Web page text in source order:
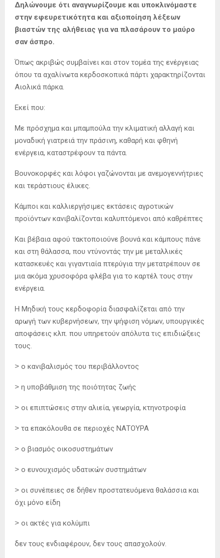
Δηλώνουμε ότι αναγνωρίζουμε και υποκλινόμαστε
στην εφευρετικότητα και αξιοποίηση λέξεων
βιαστών της αλήθειας για να πλασάρουν το μαύρο
σαν άσπρο.
Όπως ακριβώς συμβαίνει και στον τομέα της ενέργειας
όπου τα αχαλίνωτα κερδοσκοπικά πάρτι χαρακτηρίζονται
Αιολικά πάρκα.
Εκεί που:
Με πρόσχημα και μπαμπούλα την κλιματική αλλαγή και
μοναδική γιατρειά την πράσινη, καθαρή και φθηνή
ενέργεια, καταστρέφουν τα πάντα.
Βουνοκορφές και λόφοι γαζώνονται με ανεμογεννήτριες
και τεράστιους έλικες.
Κάμποι και καλλιεργήσιμες εκτάσεις αγροτικών
προϊόντων κανιβαλίζονται καλυπτόμενοι από καθρέπτες
Και βέβαια αφού τακτοποιούνε βουνά και κάμπους πάνε
και στη θάλασσα, που ντύνοντάς την με μεταλλικές
κατασκευές και γιγαντιαία πτερύγια την μετατρέπουν σε
μια ακόμα χρυσοφόρα φλέβα για το καρτέλ τους στην
ενέργεια.
Η Μηδική τους κερδοφορία διασφαλίζεται από την
αρωγή των κυβερνήσεων, την ψήφιση νόμων, υπουργικές
αποφάσεις κλπ. που υπηρετούν απόλυτα τις επιδιώξεις
τους.
˃ ο κανιβαλισμός του περιβάλλοντος
˃ η υποβάθμιση της ποιότητας ζωής
˃ οι επιπτώσεις στην αλιεία, γεωργία, κτηνοτροφία
˃ τα επακόλουθα σε περιοχές ΝΑΤΟΥΡΑ
˃ ο βιασμός οικοσυστημάτων
˃ ο ευνουχισμός υδατικών συστημάτων
˃ οι συνέπειες σε δήθεν προστατευόμενα θαλάσσια και
όχι μόνο είδη
˃ οι ακτές για κολύμπι
δεν τους ενδιαφέρουν, δεν τους απασχολούν.